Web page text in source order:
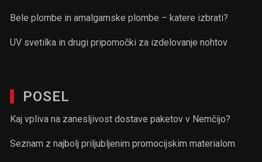
Bele plombe in amalgamske plombe – katere izbrati?
UV svetilka in drugi pripomočki za izdelovanje nohtov
POSEL
Kaj vpliva na zanesljivost dostave paketov v Nemčijo?
Seznam z najbolj priljubljenim promocijskim materialom